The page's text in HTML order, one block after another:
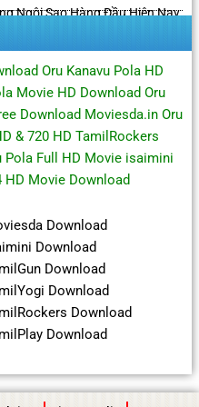
Ngôi Sao Hàng Đầu Hiện Nay
Oru Kanavu Pola HD
Movie HD Download Oru
Download Moviesda.in Oru
& 720 HD TamilRockers
Pola Full HD Movie isaimini
HD Movie Download
Download
Download
Download
Download
Download
Download